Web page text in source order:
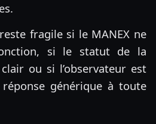
fragile si le MANEX ne
si le statut de la
ou si l’observateur est
générique à toute